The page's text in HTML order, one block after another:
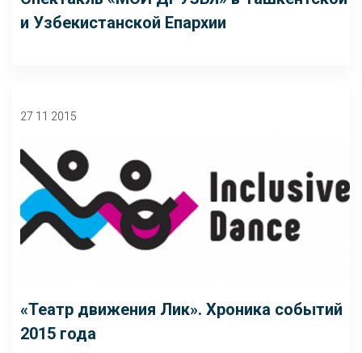
и Узбекистанской Епархии
27 11 2015
«Театр движения Лик». Хроника событий
2015 года